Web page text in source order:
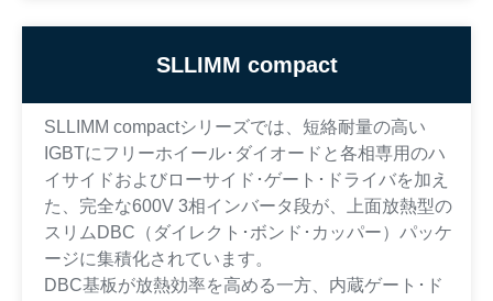
SLLIMM compact
SLLIMM compactシリーズでは、短絡耐量の高い
IGBTにフリーホイール･ダイオードと各相専用のハ
イサイドおよびローサイド･ゲート･ドライバを加え
た、完全な600V 3相インバータ段が、上面放熱型の
スリムDBC（ダイレクト･ボンド･カッパー）パッケ
ージに集積化されています。
DBC基板が放熱効率を高める一方、内蔵ゲート･ド